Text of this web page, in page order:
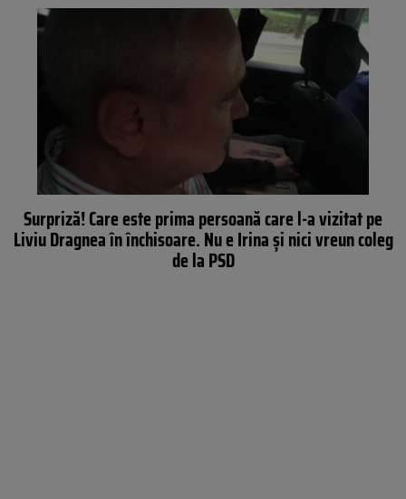
Surpriză! Care este prima persoană care l-a vizitat pe
Liviu Dragnea în închisoare. Nu e Irina și nici vreun coleg
de la PSD